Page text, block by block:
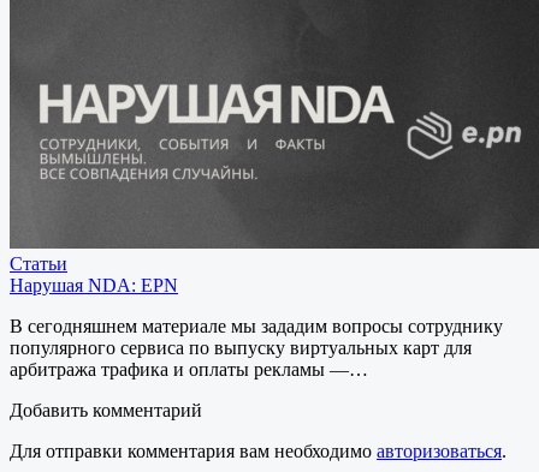
Статьи
Нарушая NDA: EPN
В сегодняшнем материале мы зададим вопросы сотруднику
популярного сервиса по выпуску виртуальных карт для
арбитража трафика и оплаты рекламы —…
Добавить комментарий
Для отправки комментария вам необходимо авторизоваться.